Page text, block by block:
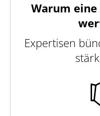
Warum
Expertisen